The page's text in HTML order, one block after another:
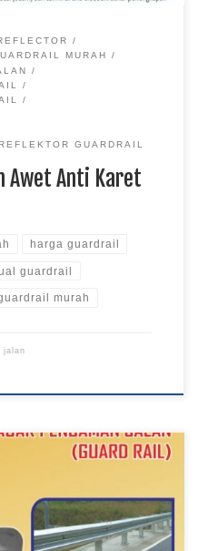
MURAH
GUARDRAIL
Awet Anti Karet
harga guardrail
guardrail
murah
jalan